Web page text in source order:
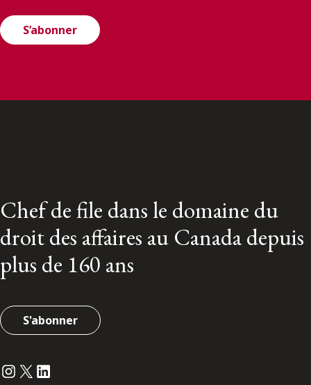
S’abonner
Chef de file dans le domaine du
droit des affaires au Canada depuis
plus de 160 ans
S'abonner
Instagram
Twitter
LinkedIn